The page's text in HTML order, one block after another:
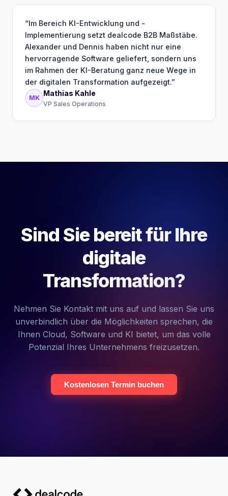
“Im Bereich KI-Entwicklung und -
Implementierung setzt dealcode B2B Maßstäbe.
Alexander und Dennis haben nicht nur eine
hervorragende Software geliefert, sondern uns
im Rahmen der KI-Beratung ganz neue Wege in
der digitalen Transformation aufgezeigt.”
MK
Mathias Kahle
VP Sales Operations
Sind Sie bereit für Ihre
digitale
Transformation?
Nehmen Sie Kontakt mit uns auf und lassen Sie uns
unverbindlich über die Möglichkeiten sprechen, die
Ihnen Cloud, Software und KI bietet, um das volle
Potenzial Ihres Unternehmens freizusetzen.
Kostenlosen Termin buchen